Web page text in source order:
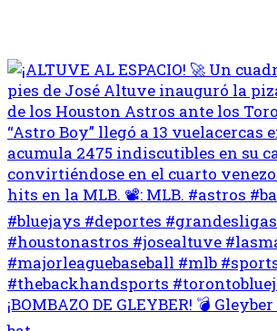
¡BOMBAZO DE GLEYBER! 💣